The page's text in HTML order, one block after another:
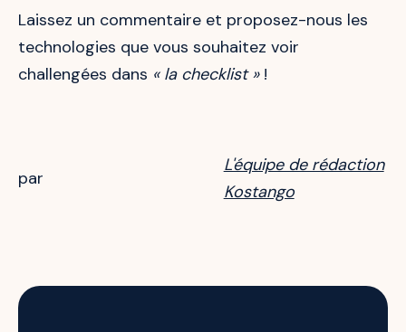
Laissez un commentaire et proposez-nous les
technologies que vous souhaitez voir
challengées dans « la checklist »!
par
L'équipe de rédaction
Kostango